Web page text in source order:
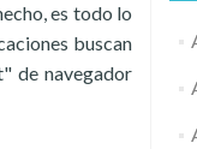
es todo lo
buscan
de navegador